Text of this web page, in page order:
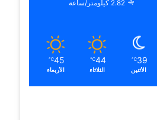
2.82 كيلومتر/ساعة
39
℃
الأثنين
44
℃
الثلاثاء
45
℃
الأربعاء